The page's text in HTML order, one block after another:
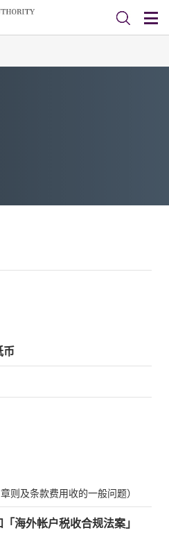
币
则及条款费用收的一般问题）
「海外帐户税收合规法案」